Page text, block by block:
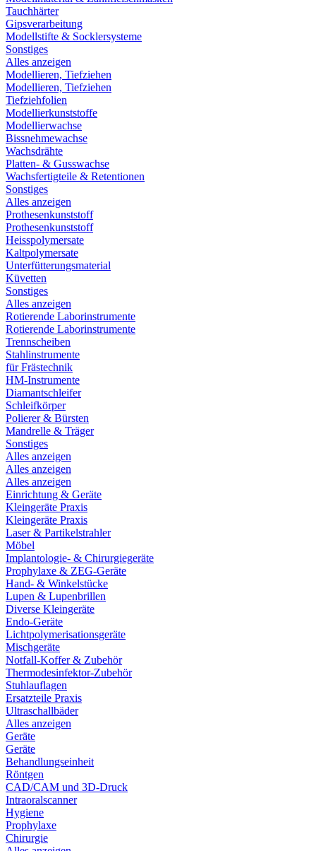
Tauchhärter
Gipsverarbeitung
Modellstifte & Socklersysteme
Sonstiges
Alles anzeigen
Modellieren, Tiefziehen
Modellieren, Tiefziehen
Tiefziehfolien
Modellierkunststoffe
Modellierwachse
Bissnehmewachse
Wachsdrähte
Platten- & Gusswachse
Wachsfertigteile & Retentionen
Sonstiges
Alles anzeigen
Prothesenkunststoff
Prothesenkunststoff
Heisspolymersate
Kaltpolymersate
Unterfütterungsmaterial
Küvetten
Sonstiges
Alles anzeigen
Rotierende Laborinstrumente
Rotierende Laborinstrumente
Trennscheiben
Stahlinstrumente
für Frästechnik
HM-Instrumente
Diamantschleifer
Schleifkörper
Polierer & Bürsten
Mandrelle & Träger
Sonstiges
Alles anzeigen
Alles anzeigen
Alles anzeigen
Einrichtung & Geräte
Kleingeräte Praxis
Kleingeräte Praxis
Laser & Partikelstrahler
Möbel
Implantologie- & Chirurgiegeräte
Prophylaxe & ZEG-Geräte
Hand- & Winkelstücke
Lupen & Lupenbrillen
Diverse Kleingeräte
Endo-Geräte
Lichtpolymerisationsgeräte
Mischgeräte
Notfall-Koffer & Zubehör
Thermodesinfektor-Zubehör
Stuhlauflagen
Ersatzteile Praxis
Ultraschallbäder
Alles anzeigen
Geräte
Geräte
Behandlungseinheit
Röntgen
CAD/CAM und 3D-Druck
Intraoralscanner
Hygiene
Prophylaxe
Chirurgie